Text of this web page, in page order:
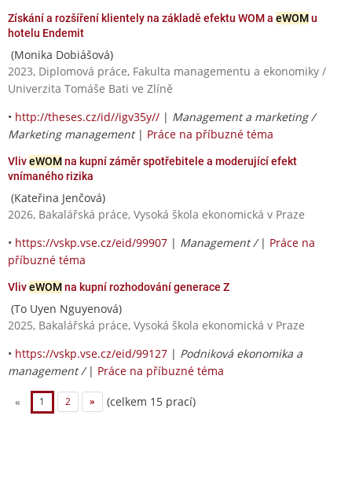
Získání a rozšíření klientely na základě efektu WOM a eWOMu
hotelu Endemit
(Monika Dobiášová)
2023, Diplomová práce, Fakulta managementu a ekonomiky /
Univerzita Tomáše Bati ve Zlíně
• http://theses.cz/id//igv35y// | Management a marketing /
Marketing management| Práce na příbuzné téma
VliveWOMna kupní záměr spotřebitele a moderující efekt
vnímaného rizika
(Kateřina Jenčová)
2026, Bakalářská práce, Vysoká škola ekonomická v Praze
• https://vskp.vse.cz/eid/99907 | Management / | Práce na
příbuzné téma
VliveWOMna kupní rozhodování generace Z
(To Uyen Nguyenová)
2025, Bakalářská práce, Vysoká škola ekonomická v Praze
• https://vskp.vse.cz/eid/99127 | Podniková ekonomika a
management / | Práce na příbuzné téma
« 1 2 » (celkem 15 prací)